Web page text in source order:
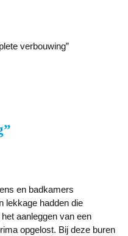
verbouwing”
en badkamers
lekkage hadden die
aanleggen van een
opgelost. Bij deze buren